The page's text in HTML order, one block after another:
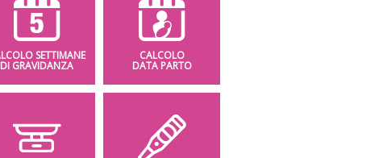
SETTIMANE
DI GRAVIDANZA
CALCOLO
DATA PARTO